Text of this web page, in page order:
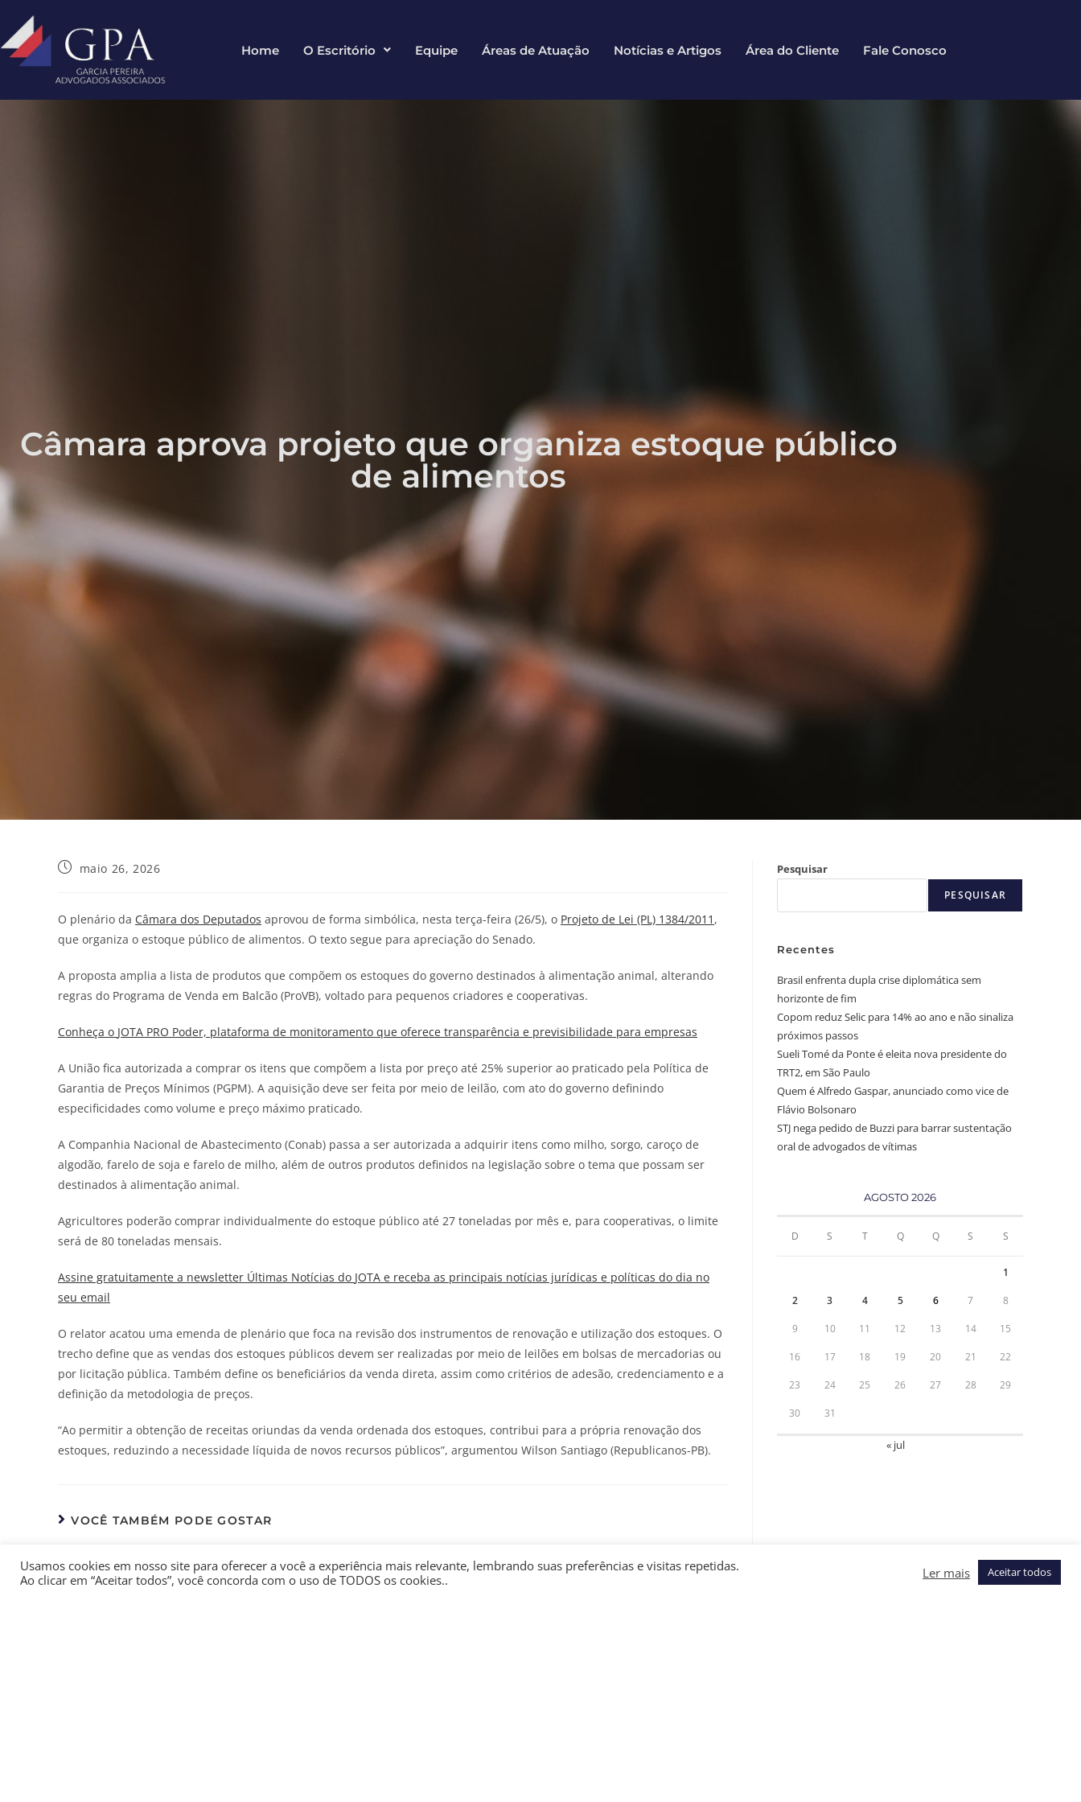
Home O Escritório Equipe Áreas de Atuação Notícias e Artigos Área do Cliente Fale Conosco
Câmara aprova projeto que organiza estoque público
de alimentos
maio 26, 2026
O plenário da Câmara dos Deputados aprovou de forma simbólica, nesta terça-feira (26/5), o Projeto de Lei (PL) 1384/2011 ,
que organiza o estoque público de alimentos. O texto segue para apreciação do Senado.
A proposta amplia a lista de produtos que compõem os estoques do governo destinados à alimentação animal, alterando
regras do Programa de Venda em Balcão (ProVB), voltado para pequenos criadores e cooperativas.
Conheça o JOTA PRO Poder, plataforma de monitoramento que oferece transparência e previsibilidade para empresas
A União fica autorizada a comprar os itens que compõem a lista por preço até 25% superior ao praticado pela Política de
Garantia de Preços Mínimos (PGPM). A aquisição deve ser feita por meio de leilão, com ato do governo definindo
especificidades como volume e preço máximo praticado.
A Companhia Nacional de Abastecimento (Conab) passa a ser autorizada a adquirir itens como milho, sorgo, caroço de
algodão, farelo de soja e farelo de milho, além de outros produtos definidos na legislação sobre o tema que possam ser
destinados à alimentação animal.
Agricultores poderão comprar individualmente do estoque público até 27 toneladas por mês e, para cooperativas, o limite
será de 80 toneladas mensais.
Assine gratuitamente a newsletter Últimas Notícias do JOTA e receba as principais notícias jurídicas e políticas do dia no
seu email
O relator acatou uma emenda de plenário que foca na revisão dos instrumentos de renovação e utilização dos estoques. O
trecho define que as vendas dos estoques públicos devem ser realizadas por meio de leilões em bolsas de mercadorias ou
por licitação pública. Também define os beneficiários da venda direta, assim como critérios de adesão, credenciamento e a
definição da metodologia de preços.
“Ao permitir a obtenção de receitas oriundas da venda ordenada dos estoques, contribui para a própria renovação dos
estoques, reduzindo a necessidade líquida de novos recursos públicos”, argumentou Wilson Santiago (Republicanos-PB).
VOCÊ TAMBÉM PODE GOSTAR
Redução de jornada e seu
custo invisível
O caso Galeão e inovação
consensual
Quem são os possíveis
Pesquisar
PESQUISAR
Recentes
Brasil enfrenta dupla crise diplomática sem
horizonte de fim
Copom reduz Selic para 14% ao ano e não sinaliza
próximos passos
Sueli Tomé da Ponte é eleita nova presidente do
TRT2, em São Paulo
Quem é Alfredo Gaspar, anunciado como vice de
Flávio Bolsonaro
STJ nega pedido de Buzzi para barrar sustentação
oral de advogados de vítimas
AGOSTO 2026
D S T Q Q S S
1
2 3 4 5 6 7 8
9 10 11 12 13 14 15
16 17 18 19 20 21 22
23 24 25 26 27 28 29
30 31
« jul
Usamos cookies em nosso site para oferecer a você a experiência mais relevante, lembrando suas preferências e visitas repetidas.
Ao clicar em “Aceitar todos”, você concorda com o uso de TODOS os cookies..
Ler mais Aceitar todos